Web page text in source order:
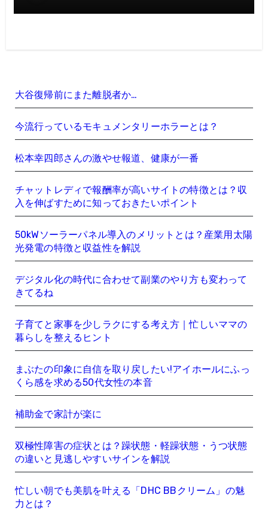
大谷復帰前にまた離脱者か…
今流行っているモキュメンタリーホラーとは？
松本幸四郎さんの激やせ報道、健康が一番
チャットレディで報酬率が高いサイトの特徴とは？収
入を伸ばすために知っておきたいポイント
50kWソーラーパネル導入のメリットとは？産業用太陽
光発電の特徴と収益性を解説
デジタル化の時代に合わせて副業のやり方も変わって
きてるね
子育てと家事を少しラクにする考え方｜忙しいママの
暮らしを整えるヒント
まぶたの印象に自信を取り戻したい!アイホールにふっ
くら感を求める50代女性の本音
補助金で家計が楽に
双極性障害の症状とは？躁状態・軽躁状態・うつ状態
の違いと見逃しやすいサインを解説
忙しい朝でも美肌を叶える「DHC BBクリーム」の魅
力とは？